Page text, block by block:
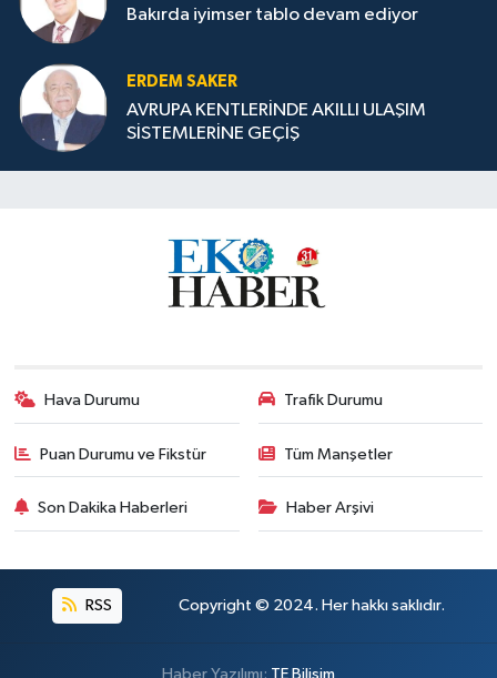
Bakırda iyimser tablo devam ediyor
ERDEM SAKER
AVRUPA KENTLERİNDE AKILLI ULAŞIM
SİSTEMLERİNE GEÇİŞ
Hava Durumu Trafik Durumu
Puan Durumu ve Fikstür Tüm Manşetler
Son Dakika Haberleri Haber Arşivi
RSS Copyright © 2024. Her hakkı saklıdır.
Haber Yazılımı: TE Bilişim